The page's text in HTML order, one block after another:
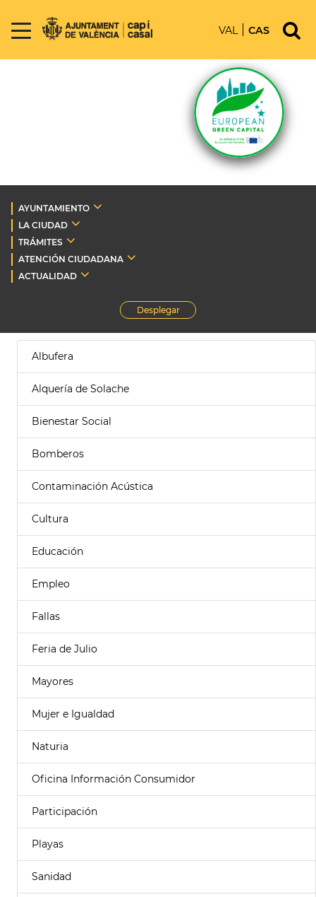
VAL CAS
AYUNTAMIENTO
LA CIUDAD
TRÁMITES
ATENCIÓN CIUDADANA
ACTUALIDAD
Desplegar
Albufera
Alquería de Solache
Bienestar Social
Bomberos
Contaminación Acústica
Cultura
Educación
Empleo
Fallas
Feria de Julio
Mayores
Mujer e Igualdad
Naturia
Oficina Información Consumidor
Participación
Playas
Sanidad